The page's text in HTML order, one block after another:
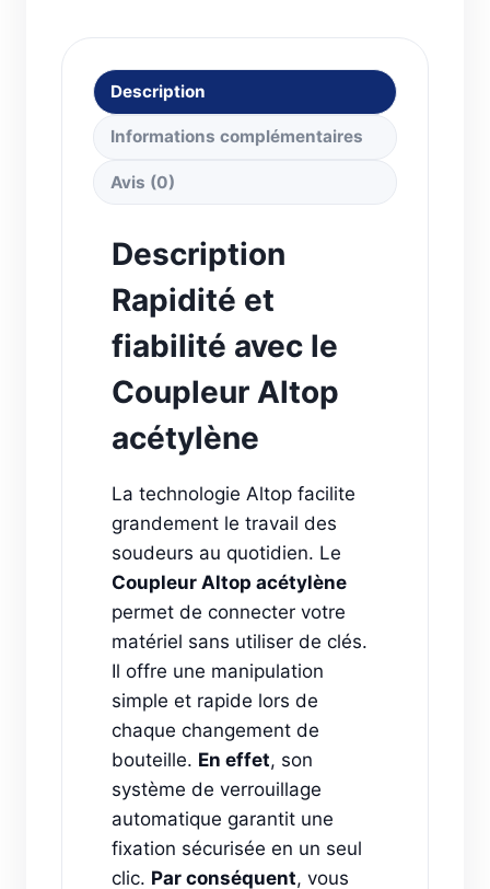
Description
Informations complémentaires
Avis (0)
Description
Rapidité et
fiabilité avec le
Coupleur Altop
acétylène
La technologie Altop facilite
grandement le travail des
soudeurs au quotidien. Le
Coupleur Altop acétylène
permet de connecter votre
matériel sans utiliser de clés.
Il offre une manipulation
simple et rapide lors de
chaque changement de
bouteille. En effet, son
système de verrouillage
automatique garantit une
fixation sécurisée en un seul
clic. Par conséquent, vous